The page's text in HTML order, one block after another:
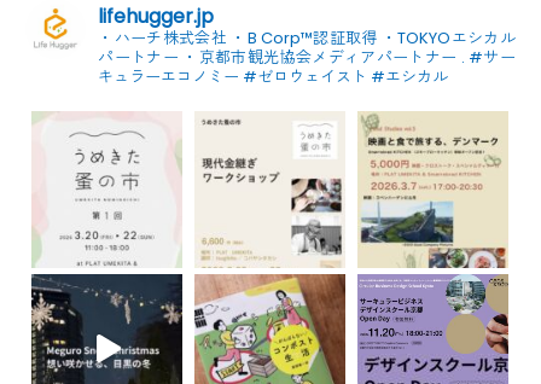
lifehugger.jp
・ハーチ株式会社 ・B Corp™認証取得 ・TOKYOエシカル
パートナー ・京都市観光協会メディアパートナー . #サー
キュラーエコノミー #ゼロウェイスト #エシカル